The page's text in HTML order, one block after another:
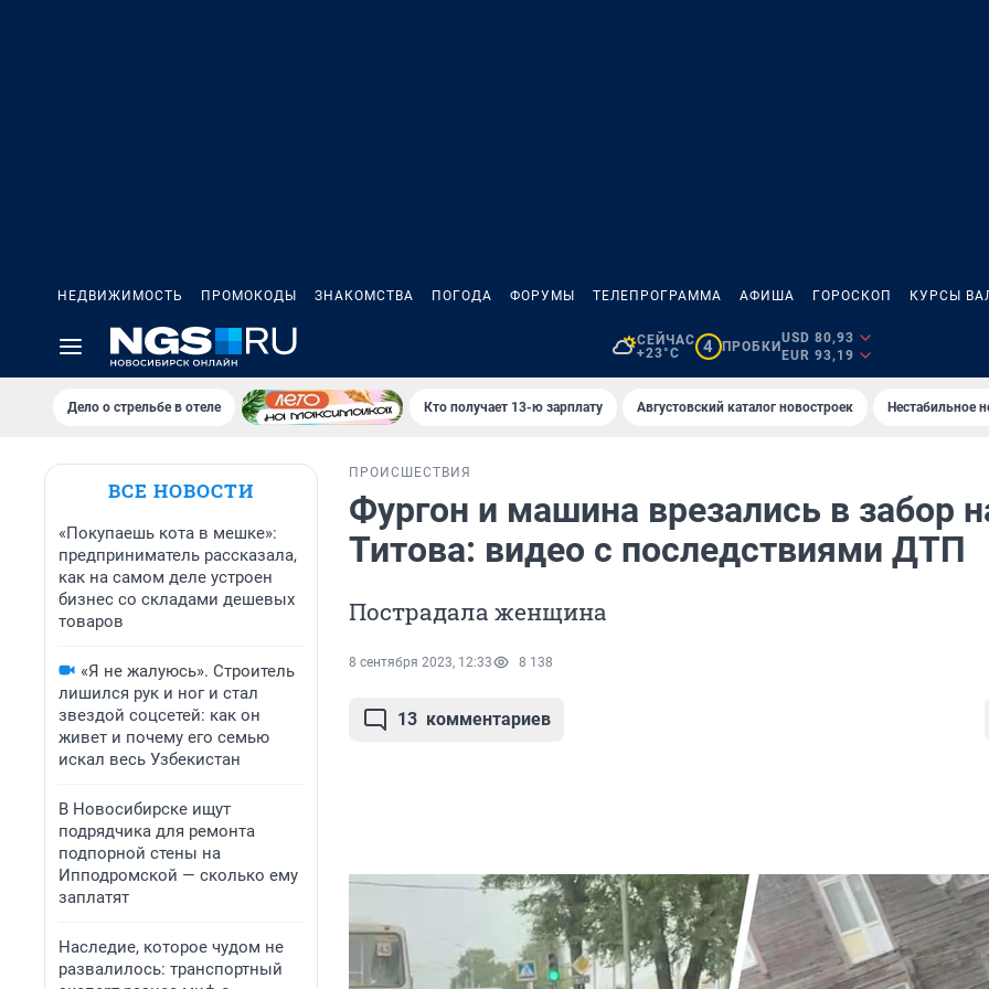
НЕДВИЖИМОСТЬ ПРОМОКОДЫ ЗНАКОМСТВА ПОГОДА ФОРУМЫ ТЕЛЕПРОГРАММА АФИША ГОРОСКОП КУРСЫ
СЕЙЧАС
+23°C
4 ПРОБКИ
USD 80,93
EUR 93,19
Дело о стрельбе в отеле Кто получает 13-ю зарплату Августовский каталог новостроек Нестабильное
ВСЕ НОВОСТИ
«Покупаешь кота в мешке»:
предприниматель рассказала,
как на самом деле устроен
бизнес со складами дешевых
товаров
«Я не жалуюсь». Строитель
лишился рук и ног и стал
звездой соцсетей: как он
живет и почему его семью
искал весь Узбекистан
В Новосибирске ищут
подрядчика для ремонта
подпорной стены на
Ипподромской — сколько ему
заплатят
Наследие, которое чудом не
развалилось: транспортный
ПРОИСШЕСТВИЯ
Фургон и машина врезались в забор
Титова: видео с последствиями ДТП
Пострадала женщина
8 сентября 2023, 12:33 8 138
13 комментариев